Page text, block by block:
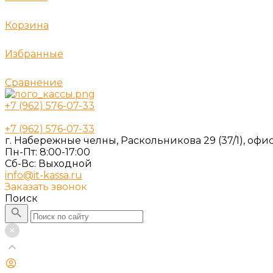
Корзина
Избранные
Сравнение
+7 (962) 576-07-33
+7 (962) 576-07-33
г. Набережные челны, Раскольникова 29 (37/1),
Пн-Пт: 8:00-17:00
Cб-Вс: Выходной
info@it-kassa.ru
Заказать звонок
Поиск